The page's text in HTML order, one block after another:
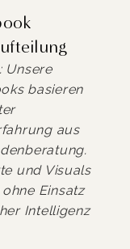
Unsere
basieren
aus
und Visuals
Einsatz
Intelligenz